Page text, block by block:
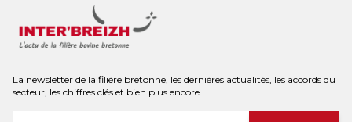
La newsletter de la filière bretonne, les dernières actualités, les accords du
secteur, les chiffres clés et bien plus encore.